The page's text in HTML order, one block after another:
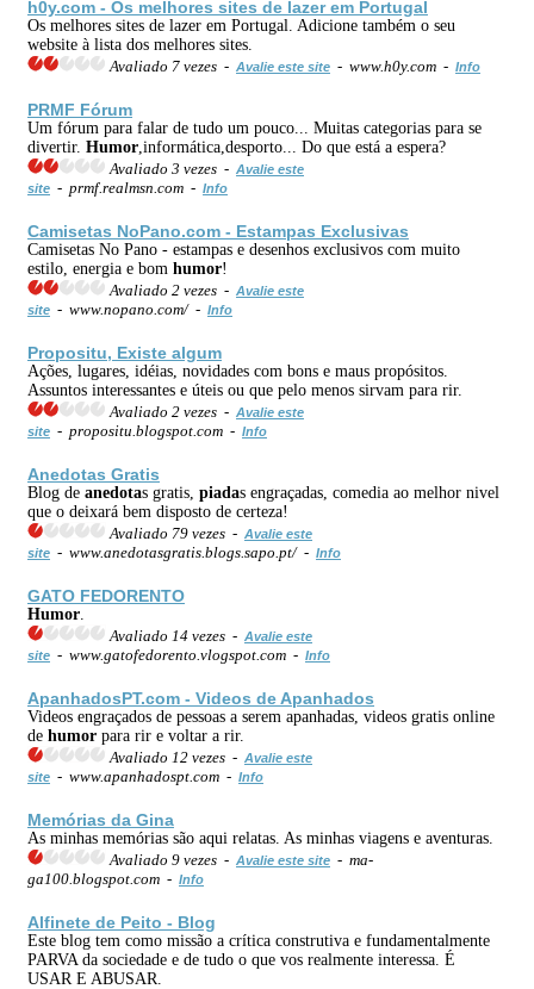
h0y.com - Os melhores sites de lazer em Portugal
Os melhores sites de lazer em Portugal. Adicione também o seu
website à lista dos melhores sites.
Avaliado 7 vezes - Avalie este site - www.h0y.com - Info
PRMF Fórum
Um fórum para falar de tudo um pouco... Muitas categorias para se
divertir. Humor ,informática,desporto... Do que está a espera?
Avaliado 3 vezes - Avalie este
site - prmf.realmsn.com - Info
Camisetas NoPano.com - Estampas Exclusivas
Camisetas No Pano - estampas e desenhos exclusivos com muito
estilo, energia e bom humor!
Avaliado 2 vezes - Avalie este
site - www.nopano.com/ - Info
Propositu, Existe algum
Ações, lugares, idéias, novidades com bons e maus propósitos.
Assuntos interessantes e úteis ou que pelo menos sirvam para rir.
Avaliado 2 vezes - Avalie este
site - propositu.blogspot.com - Info
Anedotas Gratis
Blog de anedotas gratis, piadas engraçadas, comedia ao melhor nivel
que o deixará bem disposto de certeza!
Avaliado 79 vezes - Avalie este
site - www.anedotasgratis.blogs.sapo.pt/ - Info
GATO FEDORENTO
Humor
Avaliado 14 vezes - Avalie este
site - www.gatofedorento.vlogspot.com - Info
ApanhadosPT.com - Videos de Apanhados
Videos engraçados de pessoas a serem apanhadas, videos gratis online
de humor para rir e voltar a rir.
Avaliado 12 vezes - Avalie este
site - www.apanhadospt.com - Info
Memórias da Gina
As minhas memórias são aqui relatas. As minhas viagens e aventuras.
Avaliado 9 vezes - Avalie este site - ma-
ga100.blogspot.com - Info
Alfinete de Peito - Blog
Este blog tem como missão a crítica construtiva e fundamentalmente
PARVA da sociedade e de tudo o que vos realmente interessa. É
USAR E ABUSAR.